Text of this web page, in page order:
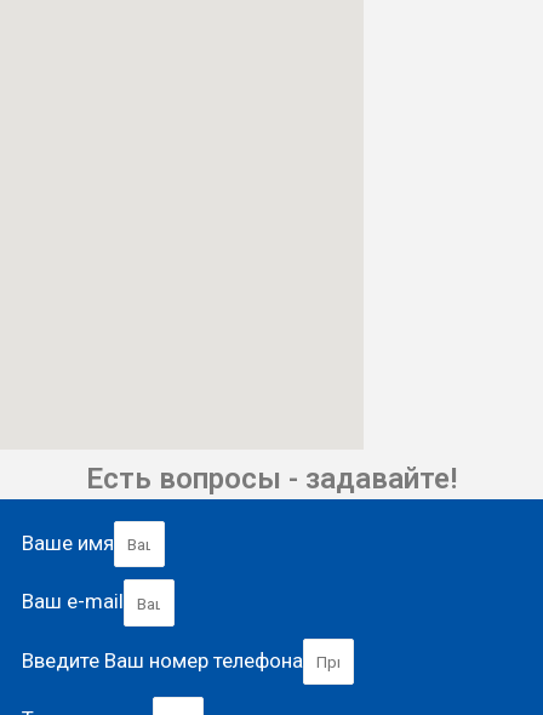
Есть вопросы - задавайте!
Ваше имя
Ваш e-mail
Введите Ваш номер телефона